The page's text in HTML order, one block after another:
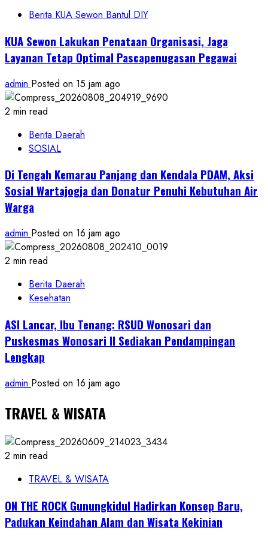
Berita KUA Sewon Bantul DIY
KUA Sewon Lakukan Penataan Organisasi, Jaga
Layanan Tetap Optimal Pascapenugasan Pegawai
admin Posted on 15 jam ago
2 min read
Berita Daerah
SOSIAL
Di Tengah Kemarau Panjang dan Kendala PDAM, Aksi
Sosial Wartajogja dan Donatur Penuhi Kebutuhan Air
Warga
admin Posted on 16 jam ago
2 min read
Berita Daerah
Kesehatan
ASI Lancar, Ibu Tenang: RSUD Wonosari dan
Puskesmas Wonosari II Sediakan Pendampingan
Lengkap
admin Posted on 16 jam ago
TRAVEL & WISATA
2 min read
TRAVEL & WISATA
ON THE ROCK Gunungkidul Hadirkan Konsep Baru,
Padukan Keindahan Alam dan Wisata Kekinian